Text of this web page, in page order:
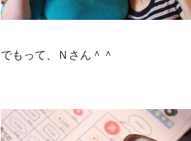
でもって、Ｎさん＾＾